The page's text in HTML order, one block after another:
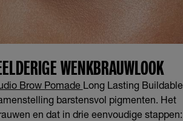
WENKBRAUWLOOK
Brow Pomade Long Lasting Buildable
barstensvol pigmenten. Het
en dat in drie eenvoudige stappen: